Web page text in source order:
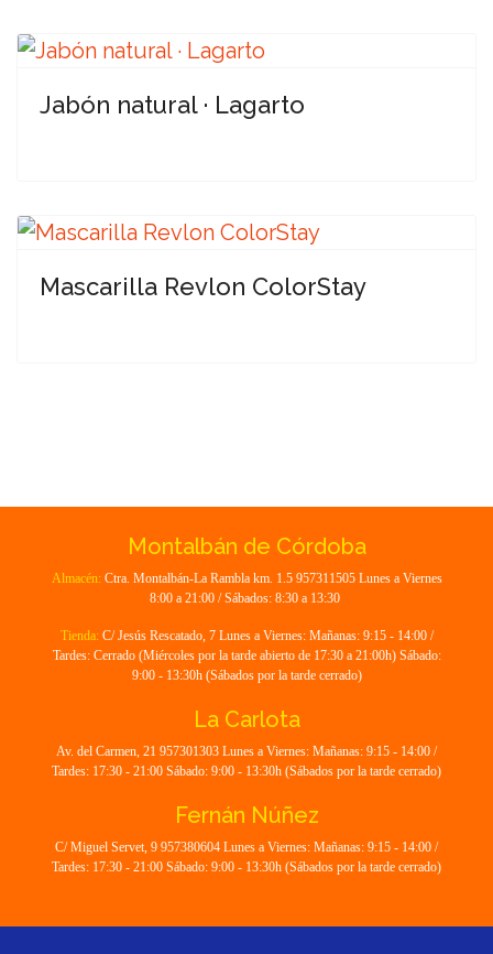
Jabón natural · Lagarto
Mascarilla Revlon ColorStay
Montalbán de Córdoba
Almacén: Ctra. Montalbán-La Rambla km. 1.5 957311505 Lunes a Viernes
8:00 a 21:00 / Sábados: 8:30 a 13:30
Tienda: C/ Jesús Rescatado, 7 Lunes a Viernes: Mañanas: 9:15 - 14:00 /
Tardes: Cerrado (Miércoles por la tarde abierto de 17:30 a 21:00h) Sábado:
9:00 - 13:30h (Sábados por la tarde cerrado)
La Carlota
Av. del Carmen, 21 957301303 Lunes a Viernes: Mañanas: 9:15 - 14:00 /
Tardes: 17:30 - 21:00 Sábado: 9:00 - 13:30h (Sábados por la tarde cerrado)
Fernán Núñez
C/ Miguel Servet, 9 957380604 Lunes a Viernes: Mañanas: 9:15 - 14:00 /
Tardes: 17:30 - 21:00 Sábado: 9:00 - 13:30h (Sábados por la tarde cerrado)